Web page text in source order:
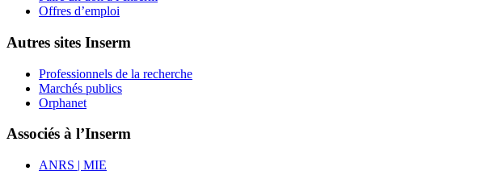
Offres d’emploi
Autres sites Inserm
Professionnels de la recherche
Marchés publics
Orphanet
Associés à l’Inserm
ANRS | MIE